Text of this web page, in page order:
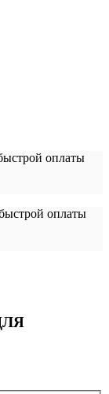
оплаты
оплаты